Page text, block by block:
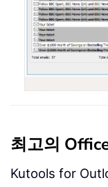
최고의
Kutools for